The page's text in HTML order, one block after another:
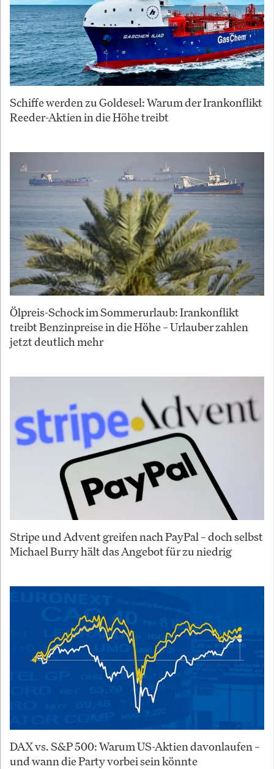
Schiffe werden zu Goldesel: Warum der Irankonflikt
Reeder-Aktien in die Höhe treibt
Ölpreis-Schock im Sommerurlaub: Irankonflikt
treibt Benzinpreise in die Höhe – Urlauber zahlen
jetzt deutlich mehr
Stripe und Advent greifen nach PayPal – doch selbst
Michael Burry hält das Angebot für zu niedrig
DAX vs. S&P 500: Warum US-Aktien davonlaufen –
und wann die Party vorbei sein könnte